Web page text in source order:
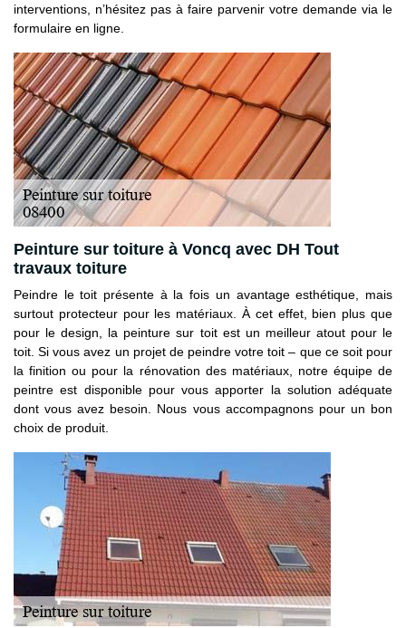
interventions, n’hésitez pas à faire parvenir votre demande via le
formulaire en ligne.
Peinture sur toiture à Voncq avec DH Tout
travaux toiture
Peindre le toit présente à la fois un avantage esthétique, mais
surtout protecteur pour les matériaux. À cet effet, bien plus que
pour le design, la peinture sur toit est un meilleur atout pour le
toit. Si vous avez un projet de peindre votre toit – que ce soit pour
la finition ou pour la rénovation des matériaux, notre équipe de
peintre est disponible pour vous apporter la solution adéquate
dont vous avez besoin. Nous vous accompagnons pour un bon
choix de produit.